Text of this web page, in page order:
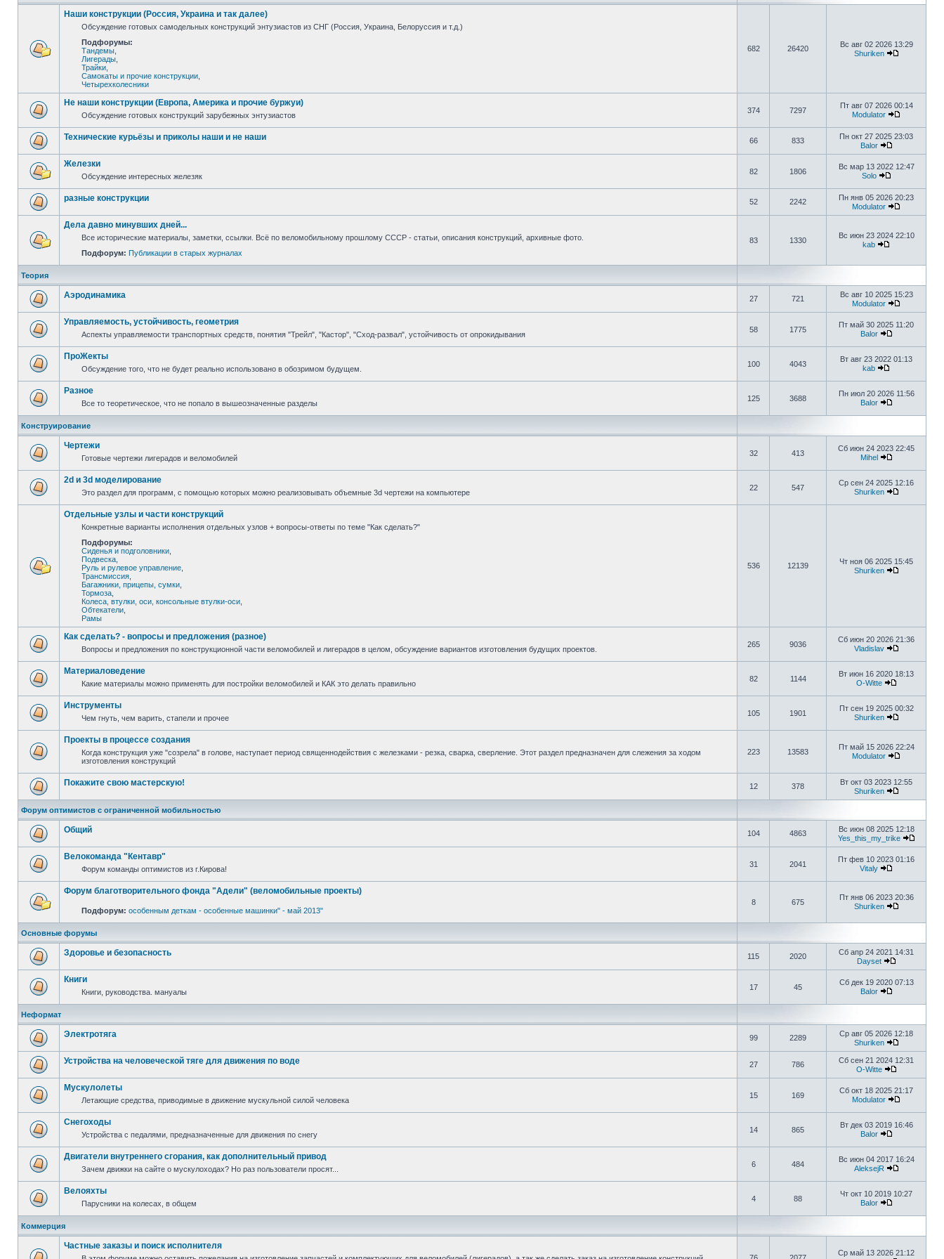
Наши конструкции (Россия, Украина и так далее)
Обсуждение готовых самодельных конструкций энтузиастов из СНГ (Россия, Украина, Белоруссия и т.д.)
Подфорумы:
Тандемы
Лигерады
Трайки
Самокаты и прочие конструкции
Четырехколесники
682 26420
Вс авг 02 2026 13:29
Shuriken
Не наши конструкции (Европа, Америка и прочие буржуи)
Обсуждение готовых конструкций зарубежных энтузиастов
374 7297
Пт авг 07 2026 00:14
Modulator
Технические курьёзы и приколы наши и не наши 66 833
Пн окт 27 2025 23:03
Balor
Железки
Обсуждение интересных железяк
82 1806
Вс мар 13 2022 12:47
Solo
разные конструкции 52 2242
Пн янв 05 2026 20:23
Modulator
Дела давно минувших дней...
Все исторические материалы, заметки, ссылки. Всё по веломобильному прошлому СССР - статьи, описания конструкций, архивные фото.
Подфорум: Публикации в старых журналах
83 1330
Вс июн 23 2024 22:10
kab
Теория
Аэродинамика 27 721
Вс авг 10 2025 15:23
Modulator
Управляемость, устойчивость, геометрия
Аспекты управляемости транспортных средств, понятия "Трейл", "Кастор", "Сход-развал", устойчивость от опрокидывания
58 1775
Пт май 30 2025 11:20
Balor
ПроЖекты
Обсуждение того, что не будет реально использовано в обозримом будущем.
100 4043
Вт авг 23 2022 01:13
kab
Разное
Все то теоретическое, что не попало в вышеозначенные разделы
125 3688
Пн июл 20 2026 11:56
Balor
Конструирование
Чертежи
Готовые чертежи лигерадов и веломобилей
32 413
Сб июн 24 2023 22:45
Mihel
2d и 3d моделирование
Это раздел для программ, с помощью которых можно реализовывать объемные 3d чертежи на компьютере
22 547
Ср сен 24 2025 12:16
Shuriken
Отдельные узлы и части конструкций
Конкретные варианты исполнения отдельных узлов + вопросы-ответы по теме "Как сделать?"
Подфорумы:
Сиденья и подголовники
Подвеска
Руль и рулевое управление
Трансмиссия
Багажники, прицепы, сумки
Тормоза
Колеса, втулки, оси, консольные втулки-оси
Обтекатели
Рамы
536 12139
Чт ноя 06 2025 15:45
Shuriken
Как сделать? - вопросы и предложения (разное)
Вопросы и предложения по конструкционной части веломобилей и лигерадов в целом, обсуждение вариантов изготовления будущих проектов.
265 9036
Сб июн 20 2026 21:36
Vladislav
Материаловедение
Какие материалы можно применять для постройки веломобилей и КАК это делать правильно
82 1144
Вт июн 16 2020 18:13
O-Witte
Инструменты
Чем гнуть, чем варить, стапели и прочее
105 1901
Пт сен 19 2025 00:32
Shuriken
Проекты в процессе создания
Когда конструкция уже "созрела" в голове, наступает период священнодействия с железками - резка, сварка, сверление. Этот раздел предназначен для слежения за ходом
изготовления конструкций
223 13583
Пт май 15 2026 22:24
Modulator
Покажите свою мастерскую! 12 378
Вт окт 03 2023 12:55
Shuriken
Форум оптимистов с ограниченной мобильностью
Общий 104 4863
Вс июн 08 2025 12:18
Yes_this_my_trike
Велокоманда "Кентавр"
Форум команды оптимистов из г.Кирова!
31 2041
Пт фев 10 2023 01:16
Vitaly
Форум благотворительного фонда "Адели" (веломобильные проекты)
Подфорум: особенным деткам - особенные машинки" - май 2013"
8 675
Пт янв 06 2023 20:36
Shuriken
Основные форумы
Здоровье и безопасность 115 2020
Сб апр 24 2021 14:31
Dayset
Книги
Книги, руководства. мануалы
17 45
Сб дек 19 2020 07:13
Balor
Неформат
Электротяга 99 2289
Ср авг 05 2026 12:18
Shuriken
Устройства на человеческой тяге для движения по воде 27 786
Сб сен 21 2024 12:31
O-Witte
Мускулолеты
Летающие средства, приводимые в движение мускульной силой человека
15 169
Сб окт 18 2025 21:17
Modulator
Снегоходы
Устройства с педалями, предназначенные для движения по снегу
14 865
Вт дек 03 2019 16:46
Balor
Двигатели внутреннего сгорания, как дополнительный привод
Зачем движки на сайте о мускулоходах? Но раз пользователи просят...
6 484
Вс июн 04 2017 16:24
AleksejR
Велояхты
Парусники на колесах, в общем
4 88
Чт окт 10 2019 10:27
Balor
Коммерция
Частные заказы и поиск исполнителя
Ср май 13 2026 21:12